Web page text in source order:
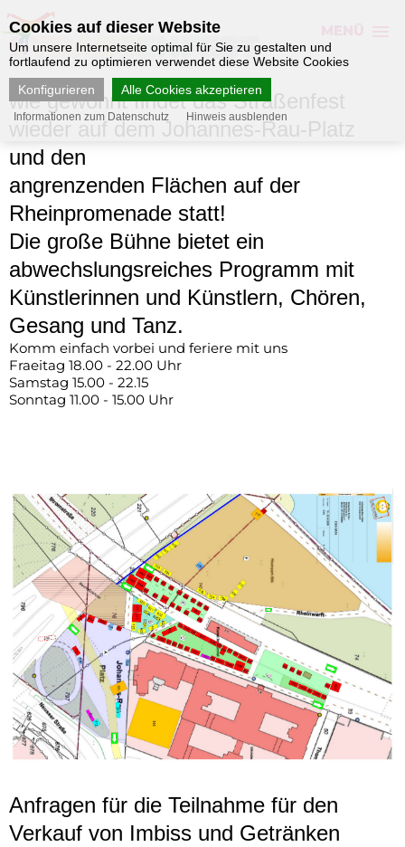
STRASSENFEST
wie gewohnt findet das Straßenfest
wieder auf dem Johannes-Rau-Platz
und den
angrenzenden Flächen auf der
Rheinpromenade statt!
Die große Bühne bietet ein
abwechslungsreiches Programm mit
Künstlerinnen und Künstlern, Chören,
Gesang und Tanz.
Komm einfach vorbei und feriere mit uns
Fraeitag 18.00 - 22.00 Uhr
Samstag 15.00 - 22.15
Sonntag 11.00 - 15.00 Uhr
Anfragen für die Teilnahme für den
Verkauf von Imbiss und Getränken
Cookies auf dieser Website
Um unsere Internetseite optimal für Sie zu gestalten und
fortlaufend zu optimieren verwendet diese Website Cookies
Konfigurieren
Alle Cookies akzeptieren
Informationen zum Datenschutz Hinweis ausblenden